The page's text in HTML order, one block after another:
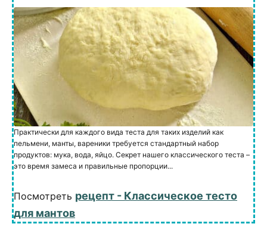
Практически для каждого вида теста для таких изделий как
пельмени, манты, вареники требуется стандартный набор
продуктов: мука, вода, яйцо. Секрет нашего классического теста –
это время замеса и правильные пропорции...
Посмотреть рецепт - Классическое тесто
для мантов